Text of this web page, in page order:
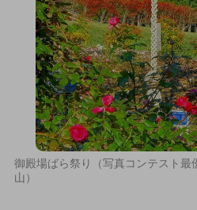
御殿場ばら祭り（写真コンテスト
山）